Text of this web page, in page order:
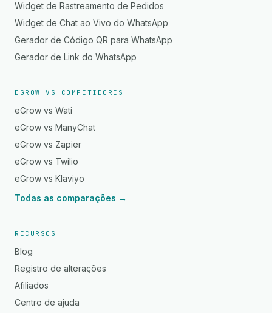
Widget de Rastreamento de Pedidos
Widget de Chat ao Vivo do WhatsApp
Gerador de Código QR para WhatsApp
Gerador de Link do WhatsApp
EGROW VS COMPETIDORES
eGrow vs Wati
eGrow vs ManyChat
eGrow vs Zapier
eGrow vs Twilio
eGrow vs Klaviyo
Todas as comparações →
RECURSOS
Blog
Registro de alterações
Afiliados
Centro de ajuda